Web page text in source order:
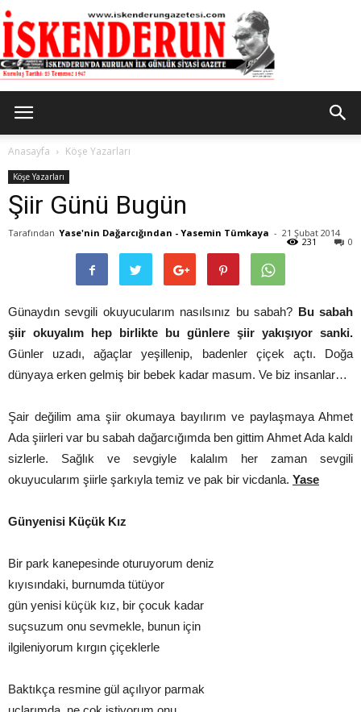
Gazetesi
Anasayfa Köşe Yazarları
Köşe Yazarları
Şiir Günü Bugün
Tarafından Yase'nin Dağarcığından - Yasemin Tümkaya - 21 Şubat 2014
0
231
Günaydın sevgili okuyucularım nasılsınız bu sabah? Bu sabah
şiir okuyalım hep birlikte bu günlere şiir yakışıyor sanki.
Günler uzadı, ağaçlar yeşillenip, badenler çiçek açtı. Doğa
dünyaya erken gelmiş bir bebek kadar masum. Ve biz insanlar…
Şair değilim ama şiir okumaya bayılırım ve paylaşmaya Ahmet
Ada şiirleri var bu sabah dağarcığımda ben gittim Ahmet Ada kaldı
sizlerle. Sağlık ve sevgiyle kalalım her zaman sevgili
okuyucularım şiirle şarkıyla temiz ve pak bir vicdanla. Yase
Günyenisi Küçük Kız
Bir park kanepesinde oturuyorum deniz
kıyısındaki, burnumda tütüyor
gün yenisi küçük kız, bir çocuk kadar
suçsuzum onu sevmekle, bunun için
ilgileniyorum kırgın çiçeklerle
Baktıkça resmine gül açılıyor parmak